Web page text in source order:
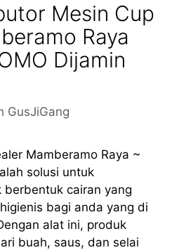
Mesin Cup
Raya
Dijamin
GusJiGang
Mamberamo Raya ~
solusi untuk
berbentuk cairan yang
bagi anda yang di
alat ini, produk
buah, saus, dan selai